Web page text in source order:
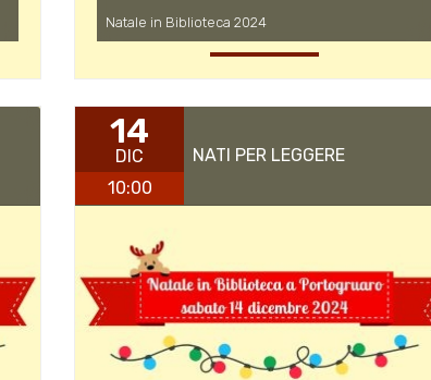
Natale in Biblioteca 2024
14
DIC
10:00
NATI PER LEGGERE